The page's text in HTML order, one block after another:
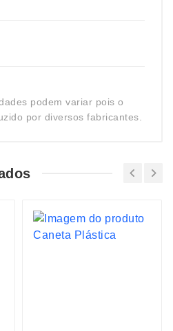
podem variar pois o
por diversos fabricantes.